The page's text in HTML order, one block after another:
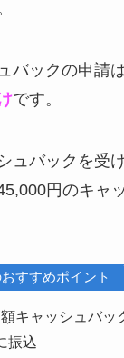
バックの申請は
です。
ュバックを受
円のキャ
すすめポイント
キャッシュバッ
振込